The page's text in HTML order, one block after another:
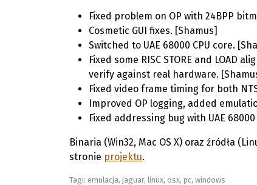
Fixed problem on OP with 24BPP
Cosmetic GUI fixes. [Shamus]
Switched to UAE 68000 CPU core.
Fixed some RISC STORE and LOAD
verify against real hardware.
Fixed video frame timing for both
Improved OP logging, added
Fixed addressing bug with UAE
Binaria (Win32, Mac OS X) oraz źródła
stronie projektu.
Tagi: emulacja, jaguar, linux, osx, pc, windows